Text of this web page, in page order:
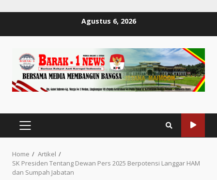
Agustus 6, 2026
PRIMARY
MENU
Home
Artikel
SK Presiden Tentang Dewan Pers 2025 Berpotensi Langgar HAM
dan Sumpah Jabatan